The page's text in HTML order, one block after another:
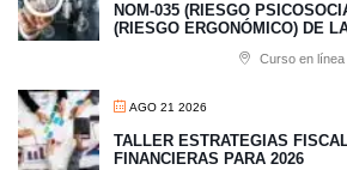
NOM-035 (RIESGO
(RIESGO ERGONÓMICO) DE
Curso en línea
AGO 21 2026
TALLER ESTRATEGIAS
FINANCIERAS PARA 2026